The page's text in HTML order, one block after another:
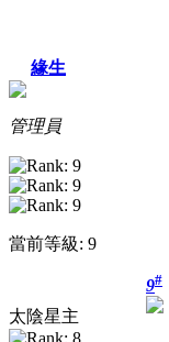
緣生
管理員
當前等級: 9
太陰星主
9#